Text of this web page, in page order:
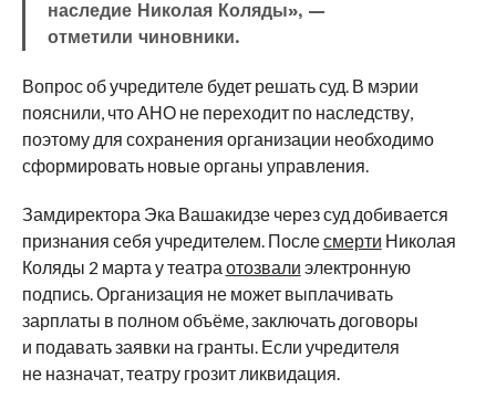
наследие Николая Коляды», —
отметили чиновники.
Вопрос об учредителе будет решать суд. В мэрии
пояснили, что АНО не переходит по наследству,
поэтому для сохранения организации необходимо
сформировать новые органы управления.
Замдиректора Эка Вашакидзе через суд добивается
признания себя учредителем. Послесмерти Николая
Коляды 2 марта у театра отозвали электронную
подпись. Организация не может выплачивать
зарплаты в полном объёме, заключать договоры
и подавать заявки на гранты. Если учредителя
не назначат, театру грозит ликвидация.